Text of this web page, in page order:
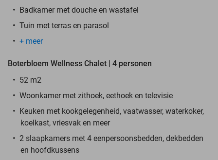
Badkamer met douche en wastafel
Tuin met terras en parasol
+ meer
Boterbloem Wellness Chalet | 4 personen
52 m2
Woonkamer met zithoek, eethoek en televisie
Keuken met kookgelegenheid, vaatwasser, waterkoker,
koelkast, vriesvak en meer
2 slaapkamers met 4 eenpersoonsbedden, dekbedden
en hoofdkussens